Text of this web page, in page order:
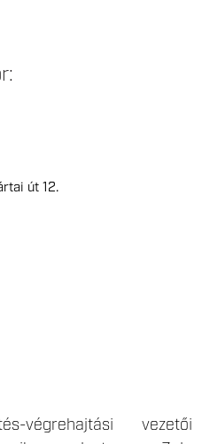
út 12.
végrehajtási vezetői